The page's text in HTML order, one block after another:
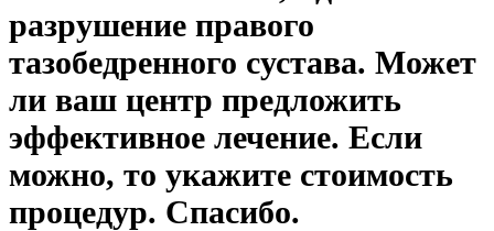
разрушение правого
тазобедренного сустава. Может
ли ваш центр предложить
эффективное лечение. Если
можно, то укажите стоимость
процедур. Спасибо.